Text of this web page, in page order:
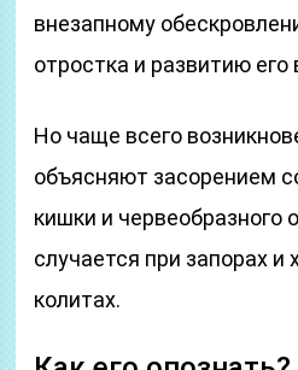
внезапному
отростка и развитию его
Но чаще всего
объясняют засорением
кишки и червеобразного
случается при запорах и
колитах.